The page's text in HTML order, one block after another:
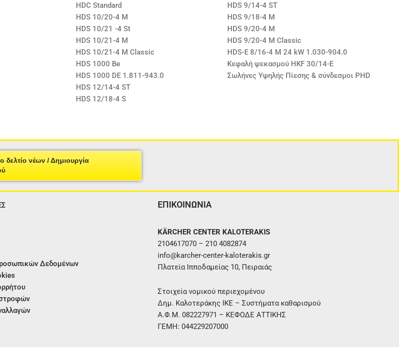
HDC Standard
HDS 10/20-4 M
HDS 10/21 -4 St
HDS 10/21-4 M
HDS 10/21-4 M Classic
HDS 1000 Be
HDS 1000 DE 1.811-943.0
HDS 12/14-4 ST
HDS 12/18-4 S
HDS 9/14-4 ST
HDS 9/18-4 M
HDS 9/20-4 M
HDS 9/20-4 M Classic
HDS-E 8/16-4 M 24 kW 1.030-904.0
Κεφαλή ψεκασμού HKF 30/14-E
Σωλήνες Υψηλής Πίεσης & σύνδεσμοι PHD
δελτίο νέων / Δημιουργία
Δεδομένων
ΕΠΙΚΟΙΝΩΝΙΑ
KÄRCHER CENTER KALOTERAKIS
2104617070 – 210 4082874
info@karcher-center-kaloterakis.gr
Πλατεία Ιπποδαμείας 10, Πειραιάς
Στοιχεία νομικού περιεχομένου
Δημ. Καλοτεράκης ΙΚΕ – Συστήματα καθαρισμού
Α.Φ.Μ. 082227971 – ΚΕΦΟΔΕ ΑΤΤΙΚΗΣ
ΓΕΜΗ: 044229207000